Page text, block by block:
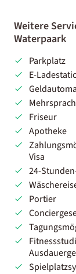
Weitere
Waterpaark
Parkplatz
E-
Friseur
Apotheke
Visa
24-
Portier